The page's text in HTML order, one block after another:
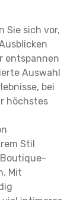
Sie sich vor,
entspannen
Auswahl
bei
höchstes
Stil
Mit